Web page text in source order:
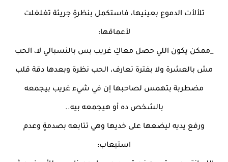
تلألأت الدموع بعينيها، فاستكمل بنظرةٍ جريئة تغلغلت
لأعماقها:
_ممكن يكون اللي حصل معاكِ غريب بس بالنسبالي لا، الحب
مش بالعشرة ولا بفترة تعارف، الحب نظرة وبعدها دقة قلب
مضطربة بتهمس لصاحبها إن في شيء غريب بيجمعه
بالشخص ده أو هيجمعه بيه..
ورفع يديه ليضعها على خديها وهي تتابعه بصدمةٍ وعدم
استيعاب: